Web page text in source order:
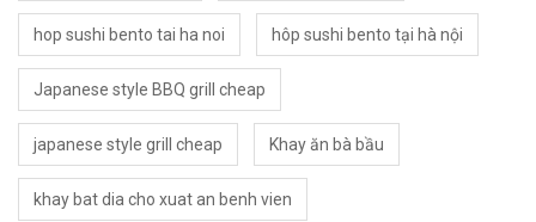
hop sushi bento tai ha noi hôp sushi bento tại hà nội
Japanese style BBQ grill cheap
japanese style grill cheap Khay ăn bà bầu
khay bat dia cho xuat an benh vien